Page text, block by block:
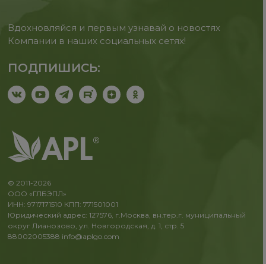
Вдохновляйся и первым узнавай о новостях
Компании в наших социальных сетях!
ПОДПИШИСЬ:
© 2011-2026
ООО «ГЛБЭПЛ»
ИНН: 9717171510 КПП: 771501001
Юридический адрес: 127576, г.Москва, вн.тер.г. муниципальный
округ Лианозово, ул. Новгородская, д. 1, стр. 5
88002005388 info@aplgo.com